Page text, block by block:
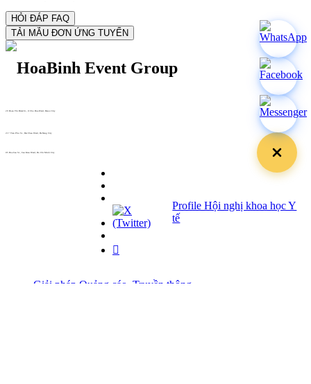
29 Doan Thi Diem St., O Cho Dua Ward, Hanoi City
217 Tran Phu St., Hai Chau Ward, Da Nang City
05 Hoa Cau St., Cau Kieu Ward, Ho Chi Minh City
Profile Hội nghị khoa học Y
tế
Giải pháp Quảng cáo, Truyền thông